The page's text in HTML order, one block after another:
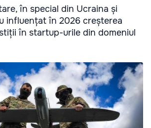
în special din Ucraina și
influențat în 2026 creșterea
în startup-urile din domeniul